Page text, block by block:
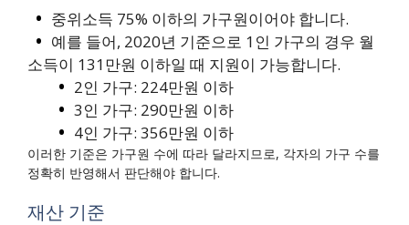
중위소득 75% 이하의 가구원이어야 합니다.
예를 들어, 2020년 기준으로 1인 가구의 경우 월
소득이 131만원 이하일 때 지원이 가능합니다.
2인 가구: 224만원 이하
3인 가구: 290만원 이하
4인 가구: 356만원 이하
이러한 기준은 가구원 수에 따라 달라지므로, 각자의 가구 수를
정확히 반영해서 판단해야 합니다.
재산 기준